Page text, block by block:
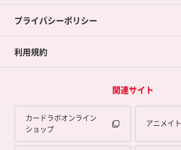
プライバシーポリシー
利用規約
関連サイト
カードラボオンライン
ショップ
アニメイト